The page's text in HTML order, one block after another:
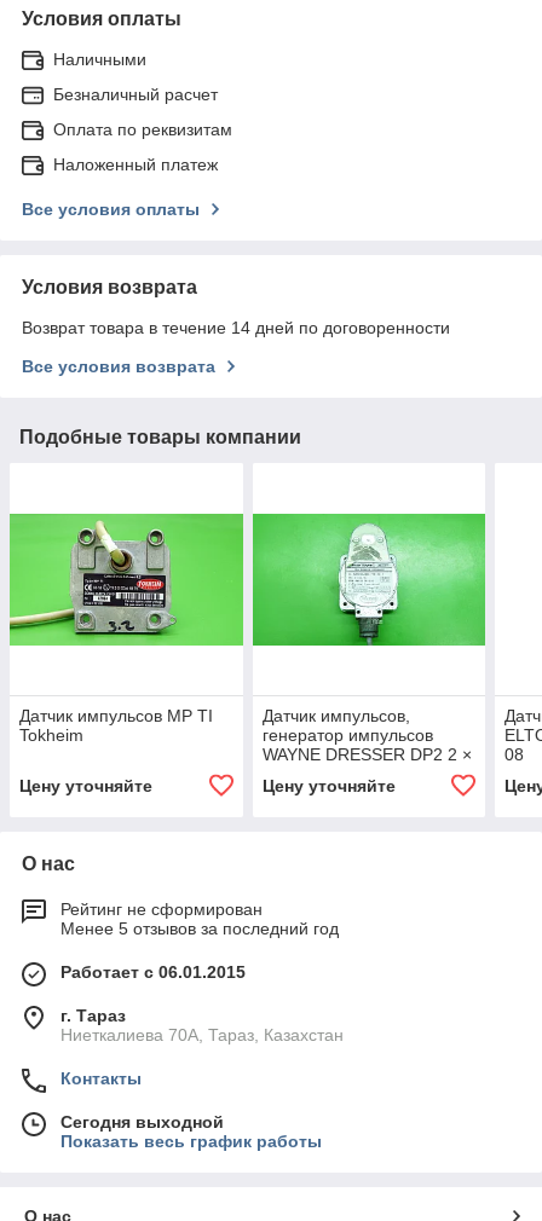
Условия оплаты
Наличными
Безналичный расчет
Оплата по реквизитам
Наложенный платеж
Все условия оплаты
Условия возврата
Возврат товара в течение 14 дней по договоренности
Все условия возврата
Подобные товары компании
Датчик импульсов МР ТI
Tokheim
Цену уточняйте
Датчик импульсов,
генератор импульсов
WAYNE DRESSER DP2 2 ×
Цену уточняйте
08
О нас
Рейтинг не сформирован
Менее 5 отзывов за последний год
Работает с 06.01.2015
г. Тараз
Ниеткалиева 70А, Тараз, Казахстан
Контакты
Сегодня выходной
Показать весь график работы
О нас